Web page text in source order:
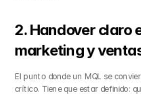
2. Handover claro
marketing y
El punto donde un MQL se
crítico. Tiene que estar definido: